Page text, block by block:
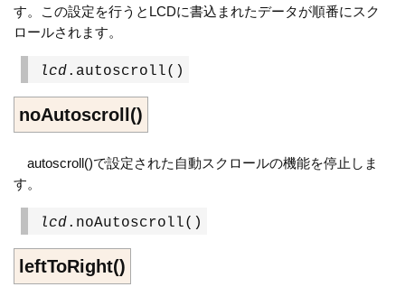
す。この設定を行うとLCDに書込まれたデータが順番にスク
ロールされます。
lcd.autoscroll()
noAutoscroll()
autoscroll()で設定された自動スクロールの機能を停止しま
す。
lcd.noAutoscroll()
leftToRight()